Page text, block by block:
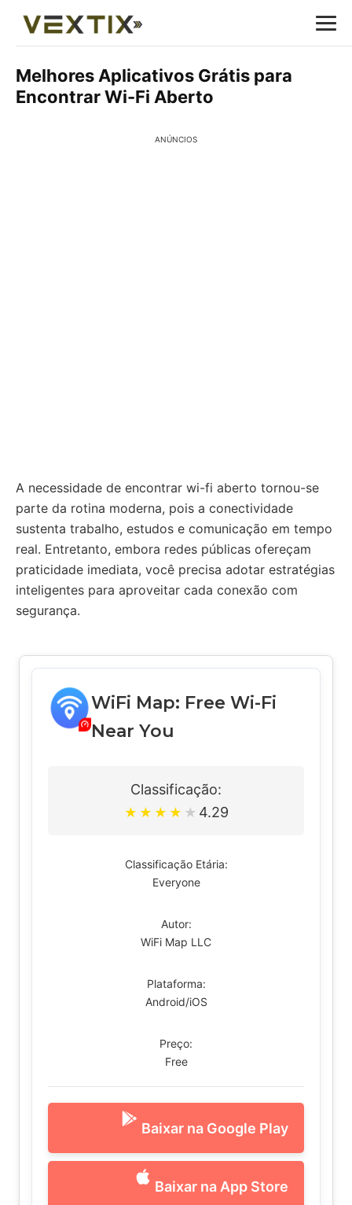
Melhores Aplicativos Grátis para
Encontrar Wi-Fi Aberto
ANÚNCIOS
A necessidade de encontrar wi-fi aberto tornou-se
parte da rotina moderna, pois a conectividade
sustenta trabalho, estudos e comunicação em tempo
real. Entretanto, embora redes públicas ofereçam
praticidade imediata, você precisa adotar estratégias
inteligentes para aproveitar cada conexão com
segurança.
WiFi Map: Free Wi-Fi
Near You
Classificação:
★ ★ ★ ★ ★ 4.29
Classificação Etária:
Everyone
Autor:
WiFi Map LLC
Plataforma:
Android/iOS
Preço:
Free
Baixar na Google Play
Baixar na App Store